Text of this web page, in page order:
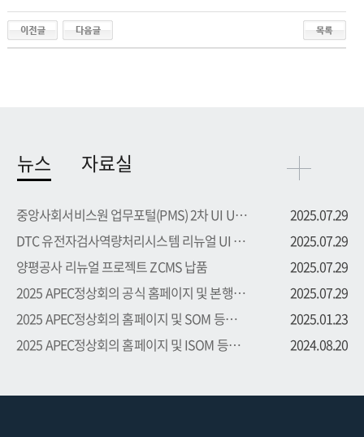
뉴스
중앙사회서비스원 업무포털(PMS) 2차 UI UX 부문 용역 수주
2025.07.29
DTC 유전자검사역량처리시스템 리뉴얼 UI UX 부문 용역 수주
2025.07.29
양평공사 리뉴얼 프로젝트 ZCMS 납품
2025.07.29
2025 APEC정상회의 공식 홈페이지 및 본행사 등록시스템 프로...
2025.07.29
2025 APEC정상회의 홈페이지 및 SOM 등록시스템 프로젝트 수주
2025.01.23
2025 APEC정상회의 홈페이지 및 ISOM 등록시스템 프로젝트 수주
2024.08.20
자료실